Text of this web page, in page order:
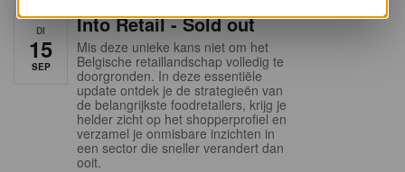
DI
15
SEP
Into Retail - Sold out
Mis deze unieke kans niet om het
Belgische retaillandschap volledig te
doorgronden. In deze essentiële
update ontdek je de strategieën van
de belangrijkste foodretailers, krijg je
helder zicht op het shopperprofiel en
verzamel je onmisbare inzichten in
een sector die sneller verandert dan
ooit.